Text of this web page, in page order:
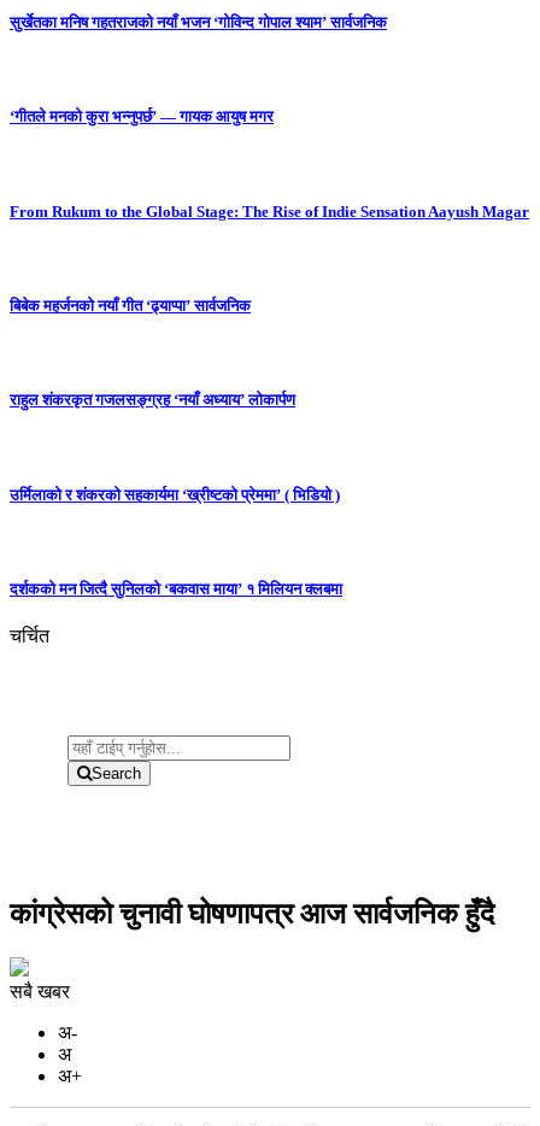
सुर्खेतका मनिष गहतराजको नयाँ भजन ‘गोविन्द गोपाल श्याम’ सार्वजनिक
‘गीतले मनको कुरा भन्नुपर्छ’ — गायक आयुष मगर
From Rukum to the Global Stage: The Rise of Indie Sensation Aayush Magar
बिबेक महर्जनको नयाँ गीत ‘ढ्याप्पा’ सार्वजनिक
राहुल शंकरकृत गजलसङ्ग्रह ‘नयाँ अध्याय’ लोकार्पण
उर्मिलाको र शंकरको सहकार्यमा ‘ख्रीष्टको प्रेममा’ ( भिडियो )
दर्शकको मन जित्दै सुनिलको ‘बकवास माया’ १ मिलियन क्लबमा
चर्चित
Search
कांग्रेसको चुनावी घोषणापत्र आज सार्वजनिक हुँदै
सबै खबर
अ-
अ
अ+